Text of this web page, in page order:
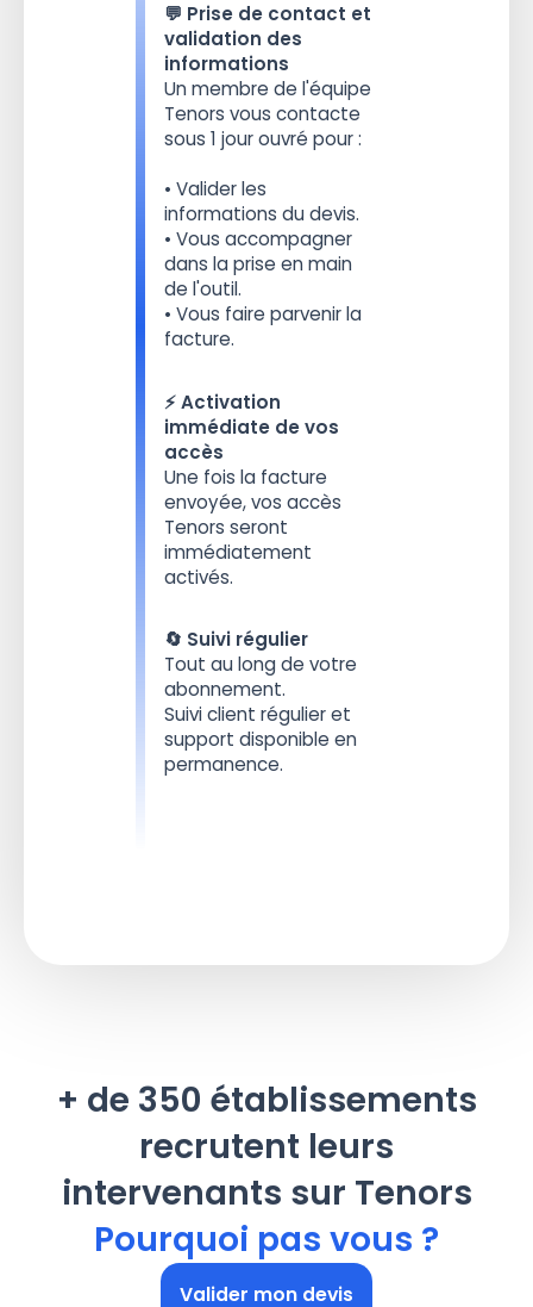
💬 Prise de contact et
validation des
informations
Un membre de l'équipe
Tenors vous contacte
sous 1 jour ouvré pour :
• Valider les
informations du devis.
• Vous accompagner
dans la prise en main
de l'outil.
• Vous faire parvenir la
facture.
⚡️ Activation
immédiate de vos
accès
Une fois la facture
envoyée, vos accès
Tenors seront
immédiatement
activés.
🔄 Suivi régulier
Tout au long de votre
abonnement.
Suivi client régulier et
support disponible en
permanence.
+ de 350 établissements
recrutent leurs
intervenants sur Tenors
Pourquoi pas vous ?
Valider mon devis